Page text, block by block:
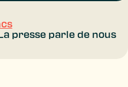
presse parle de nous